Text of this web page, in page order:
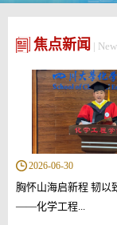
焦点新闻 |
2026-06-30
胸怀山海启新程 韧以
——化学工程...